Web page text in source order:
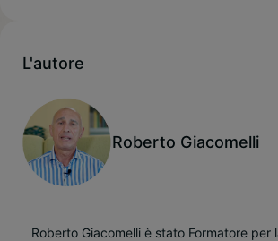
L'autore
Roberto Giacomelli
Roberto Giacomelli è stato Formatore per